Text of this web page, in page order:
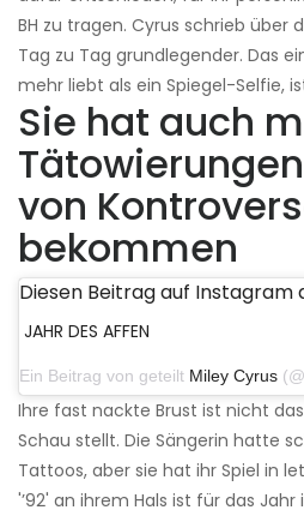
BH zu tragen. Cyrus schrieb über
Tag zu Tag grundlegender. Das
mehr liebt als ein Spiegel-Selfie,
Sie hat auch
von
bekommen
Diesen Beitrag auf Instagram
JAHR DES AFFEN
Ein Beitrag von geteilt Miley Cyrus
Ihre fast nackte Brust ist nicht
Schau stellt. Die Sängerin hatte
Tattoos, aber sie hat ihr Spiel in
'’92' an ihrem Hals ist für das